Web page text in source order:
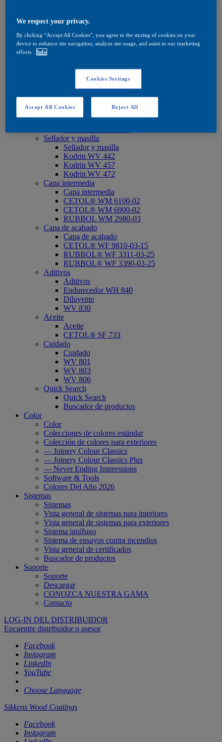
Quick Search
Quick Search
Buscador de productos
Exterior
Exterior
Impregnación
Impregnación
CETOL® WP 567 BPD*
CETOL® WP 566
RUBBOL® WP 1900-02
Sellador y masilla
Sellador y masilla
Kodrin WV 442
Kodrin WV 457
Kodrin WV 472
Capa intermedia
Capa intermedia
CETOL® WM 6100-02
CETOL® WM 6900-02
RUBBOL WM 2980-03
Capa de acabado
Capa de acabado
CETOL® WF 9810-03-15
RUBBOL® WF 3311-03-25
RUBBOL® WF 3390-03-25
Aditivos
Aditivos
Endurecedor WH 840
Diluyente
WV 830
Aceite
Aceite
CETOL® SF 733
Cuidado
Cuidado
WV 801
WV 803
WV 806
Quick Search
Quick Search
Buscador de productos
Color
Color
Colecciones de colores estándar
Colección de colores para exteriores
— Joinery Colour Classics
— Joinery Colour Classics Plus
— Never Ending Impressions
Software & Tools
Colores Del Año 2026
Sistemas
Sistemas
Vista general de sistemas para interiores
Vista general de sistemas para exteriores
Sistema ignífugo
Sistema de ensayos contra incendios
Vista general de certificados
Buscador de productos
Soporte
Soporte
Descargar
CONOZCA NUESTRA GAMA
Contacto
LOG-IN DEL DISTRIBUIDOR
Encuentre distribuidor o asesor
Facebook
Instagram
LinkedIn
YouTube
Choose Language
Sikkens Wood Coatings
Facebook
Instagram
We respect your privacy.
By clicking “Accept All Cookies”, you agree to the storing of cookies on your
device to enhance site navigation, analyze site usage, and assist in our marketing
efforts.
Info
Cookies Settings
Reject All
Accept All Cookies